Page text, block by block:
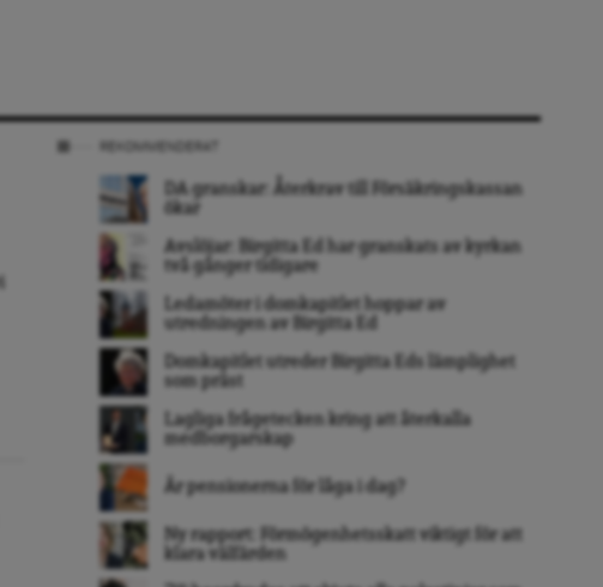
DA granskar: Återkrav till Försäkringskassan
ökar
Avslöjar: Birgitta Ed har granskats av kyrkan
två gånger tidigare
Ledamöter i domkapitlet hoppar av
utredningen av Birgitta Ed
Domkapitlet utreder Birgitta Eds lämplighet
som präst
Lagliga frågetecken kring att återkalla
medborgarskap
Är pensionerna för låga i dag?
Ny rapport: Förmögenhetsskatt viktigt för att
klara välfärden